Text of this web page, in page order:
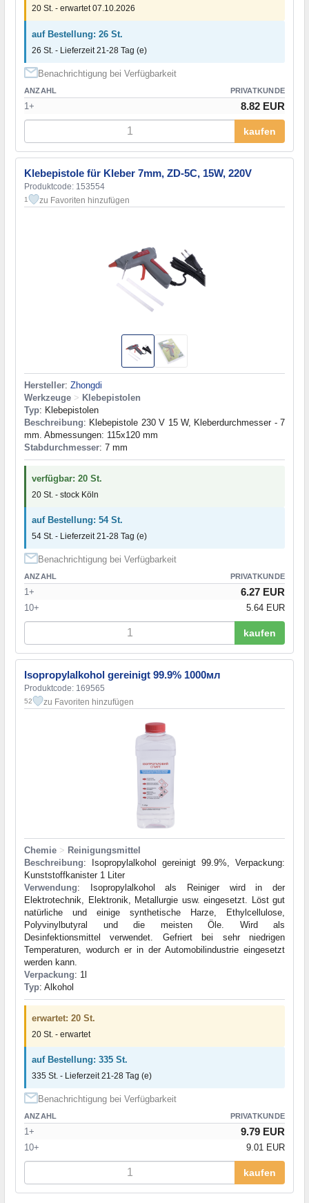
20 St. - erwartet 07.10.2026
auf Bestellung: 26 St.
26 St. - Lieferzeit 21-28 Tag (e)
Benachrichtigung bei Verfügbarkeit
ANZAHL PRIVATKUNDE
1+ 8.82 EUR
kaufen
Klebepistole für Kleber 7mm, ZD-5C, 15W, 220V
Produktcode: 153554
1 zu Favoriten hinzufügen
Hersteller: Zhongdi
Werkzeuge > Klebepistolen
Typ: Klebepistolen
Beschreibung: Klebepistole 230 V 15 W, Kleberdurchmesser - 7
mm. Abmessungen: 115x120 mm
Stabdurchmesser: 7 mm
verfügbar: 20 St.
20 St. - stock Köln
auf Bestellung: 54 St.
54 St. - Lieferzeit 21-28 Tag (e)
Benachrichtigung bei Verfügbarkeit
ANZAHL PRIVATKUNDE
1+ 6.27 EUR
10+ 5.64 EUR
kaufen
Isopropylalkohol gereinigt 99.9% 1000мл
Produktcode: 169565
52 zu Favoriten hinzufügen
Chemie > Reinigungsmittel
Beschreibung: Isopropylalkohol gereinigt 99.9%, Verpackung:
Kunststoffkanister 1 Liter
Verwendung: Isopropylalkohol als Reiniger wird in der
Elektrotechnik, Elektronik, Metallurgie usw. eingesetzt. Löst gut
natürliche und einige synthetische Harze, Ethylcellulose,
Polyvinylbutyral und die meisten Öle. Wird als
Desinfektionsmittel verwendet. Gefriert bei sehr niedrigen
Temperaturen, wodurch er in der Automobilindustrie eingesetzt
werden kann.
Verpackung: 1l
Typ: Alkohol
erwartet: 20 St.
20 St. - erwartet
auf Bestellung: 335 St.
335 St. - Lieferzeit 21-28 Tag (e)
Benachrichtigung bei Verfügbarkeit
ANZAHL PRIVATKUNDE
1+ 9.79 EUR
10+ 9.01 EUR
kaufen